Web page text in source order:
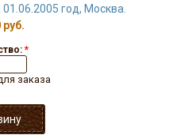
год, Москва.
руб.
*
заказа